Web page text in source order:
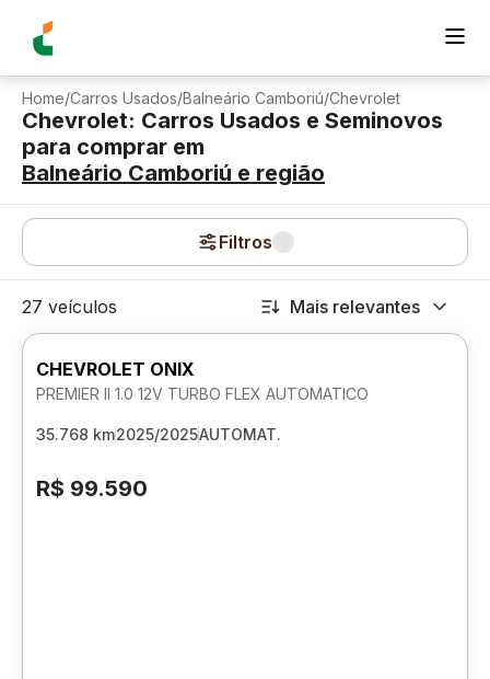
Home/Carros Usados/Balneário Camboriú/Chevrolet
Chevrolet: Carros Usados e Seminovos
para comprar em
Balneário Camboriú e região
Filtros
27 veículos Mais relevantes
CHEVROLET ONIX
PREMIER II 1.0 12V TURBO FLEX AUTOMATICO
35.768 km2025/2025AUTOMAT.
R$ 99.590